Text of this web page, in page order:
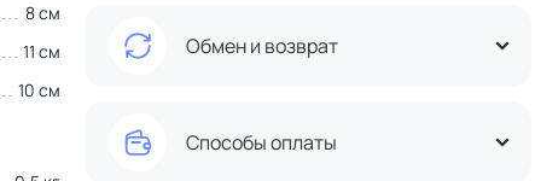
8 см
11 см
10 см
Обмен и возврат
Способы оплаты